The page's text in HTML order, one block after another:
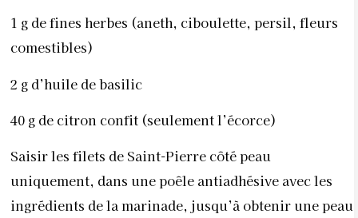
1 g de fines herbes (aneth, ciboulette, persil, fleurs
comestibles)
2 g d’huile de basilic
40 g de citron confit (seulement l’écorce)
Saisir les filets de Saint-Pierre côté peau
uniquement, dans une poêle antiadhésive avec les
ingrédients de la marinade, jusqu’à obtenir une peau